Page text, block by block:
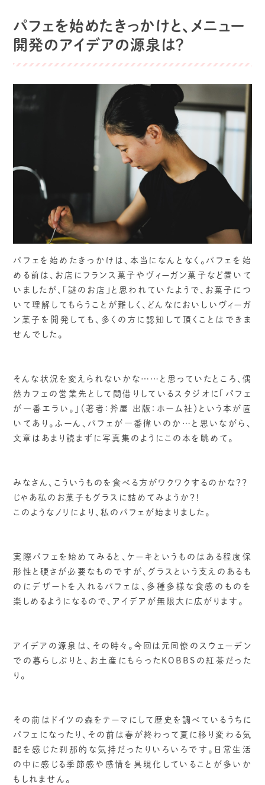
パフェを始めたきっかけと、メニュー
開発のアイデアの源泉は？
パフェを始めたきっかけは、本当になんとなく。パフェを始
める前は、お店にフランス菓子やヴィーガン菓子など置いて
いましたが、「謎のお店」と思われていたようで、お菓子につ
いて理解してもらうことが難しく、どんなにおいしいヴィーガ
ン菓子を開発しても、多くの方に認知して頂くことはできま
せんでした。
そんな状況を変えられないかな……と思っていたところ、偶
然カフェの営業先として間借りしているスタジオに「パフェ
が一番エラい。」（著者：斧屋 出版：ホーム社）という本が置
いてあり。ふーん、パフェが一番偉いのか…と思いながら、
文章はあまり読まずに写真集のようにこの本を眺めて。
みなさん、こういうものを食べる方がワクワクするのかな？？
じゃあ私のお菓子もグラスに詰めてみようか？！
このようなノリにより、私のパフェが始まりました。
実際パフェを始めてみると、ケーキというものはある程度保
形性と硬さが必要なものですが、グラスという支えのあるも
のにデザートを入れるパフェは、多種多様な食感のものを
楽しめるようになるので、アイデアが無限大に広がります。
アイデアの源泉は、その時々。今回は元同僚のスウェーデン
での暮らしぶりと、お土産にもらったKOBBSの紅茶だった
り。
その前はドイツの森をテーマにして歴史を調べているうちに
パフェになったり、その前は春が終わって夏に移り変わる気
配を感じた刹那的な気持だったりいろいろです。日常生活
の中に感じる季節感や感情を具現化していることが多いか
もしれません。